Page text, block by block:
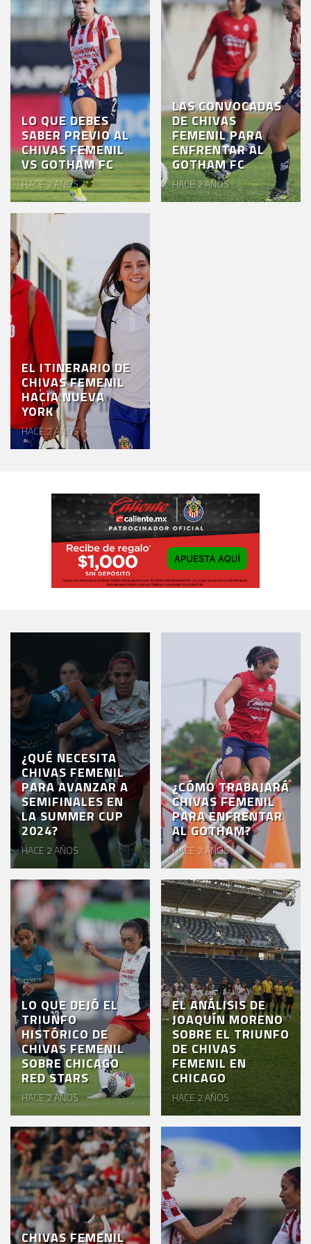
AKRON
TOUR
ESTADIO
AKRON
LO QUE DEBES
SABER PREVIO AL
CHIVAS FEMENIL
VS GOTHAM FC
HACE 2 AÑOS
LAS CONVOCADAS
DE CHIVAS
FEMENIL PARA
ENFRENTAR AL
GOTHAM FC
HACE 2 AÑOS
EL ITINERARIO DE
CHIVAS FEMENIL
HACIA NUEVA
YORK
HACE 2 AÑOS
¿QUÉ NECESITA
CHIVAS FEMENIL
PARA AVANZAR A
SEMIFINALES EN
LA SUMMER CUP
2024?
HACE 2 AÑOS
¿CÓMO TRABAJARÁ
CHIVAS FEMENIL
PARA ENFRENTAR
AL GOTHAM?
HACE 2 AÑOS
LO QUE DEJÓ EL
TRIUNFO
HISTÓRICO DE
CHIVAS FEMENIL
SOBRE CHICAGO
RED STARS
HACE 2 AÑOS
EL ANÁLISIS DE
JOAQUÍN MORENO
SOBRE EL TRIUNFO
DE CHIVAS
FEMENIL EN
CHICAGO
HACE 2 AÑOS
CHIVAS FEMENIL